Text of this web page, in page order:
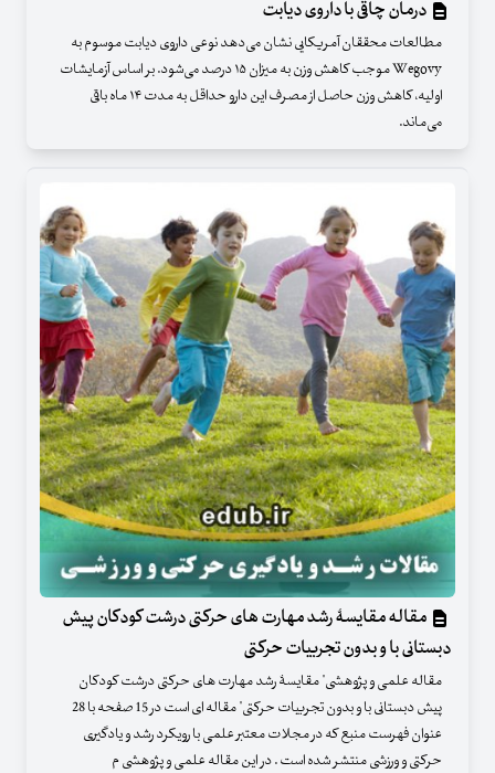
درمان چاقی با داروی دیابت
مطالعات محققان آمریکایی نشان می‌دهد نوعی داروی دیابت موسوم به
Wegovy موجب کاهش وزن به میزان ۱۵ درصد می‌شود. بر اساس آزمایشات
اولیه، کاهش وزن حاصل از مصرف این دارو حداقل به مدت ۱۴ ماه باقی
می‌ماند.
مقاله مقایسۀ رشد مهارت های حرکتی درشت کودکان پیش
دبستانی با و بدون تجربیات حرکتی
مقاله علمی و پژوهشی" مقایسۀ رشد مهارت های حرکتی درشت کودکان
پیش دبستانی با و بدون تجربیات حرکتی" مقاله ای است در 15 صفحه با 28
عنوان فهرست منبع که در مجلات معتبر علمی با رویکرد رشد و یادگیری
حرکتی و ورزشی منتشر شده است . در این مقاله علمی و پژوهشی م